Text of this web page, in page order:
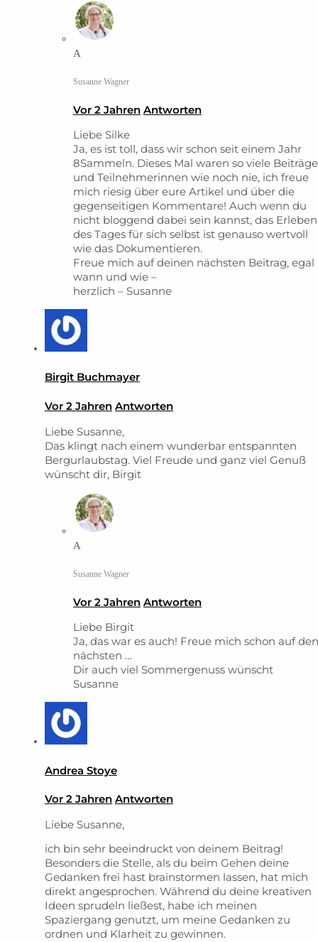
A
Susanne Wagner
Vor 2 Jahren Antworten
Liebe Silke
Ja, es ist toll, dass wir schon seit einem Jahr
8Sammeln. Dieses Mal waren so viele Beiträge
und Teilnehmerinnen wie noch nie, ich freue
mich riesig über eure Artikel und über die
gegenseitigen Kommentare! Auch wenn du
nicht bloggend dabei sein kannst, das Erleben
des Tages für sich selbst ist genauso wertvoll
wie das Dokumentieren.
Freue mich auf deinen nächsten Beitrag, egal
wann und wie –
herzlich – Susanne
Birgit Buchmayer
Vor 2 Jahren Antworten
Liebe Susanne,
Das klingt nach einem wunderbar entspannten
Bergurlaubstag. Viel Freude und ganz viel Genuß
wünscht dir, Birgit
A
Susanne Wagner
Vor 2 Jahren Antworten
Liebe Birgit
Ja, das war es auch! Freue mich schon auf den
nächsten …
Dir auch viel Sommergenuss wünscht
Susanne
Andrea Stoye
Vor 2 Jahren Antworten
Liebe Susanne,
ich bin sehr beeindruckt von deinem Beitrag!
Besonders die Stelle, als du beim Gehen deine
Gedanken frei hast brainstormen lassen, hat mich
direkt angesprochen. Während du deine kreativen
Ideen sprudeln ließest, habe ich meinen
Spaziergang genutzt, um meine Gedanken zu
ordnen und Klarheit zu gewinnen.